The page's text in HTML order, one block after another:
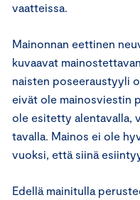
vaatteissa.
Mainonnan eettinen
kuvaavat
naisten poseeraustyyli
eivät ole mainosviestin
ole esitetty alentavalla,
tavalla. Mainos ei ole
vuoksi, että siinä
Edellä mainitulla